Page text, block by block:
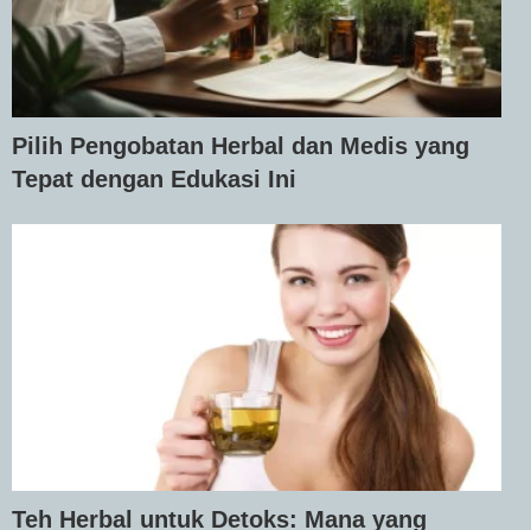
Pilih Pengobatan Herbal dan Medis yang
Tepat dengan Edukasi Ini
Teh Herbal untuk Detoks: Mana yang